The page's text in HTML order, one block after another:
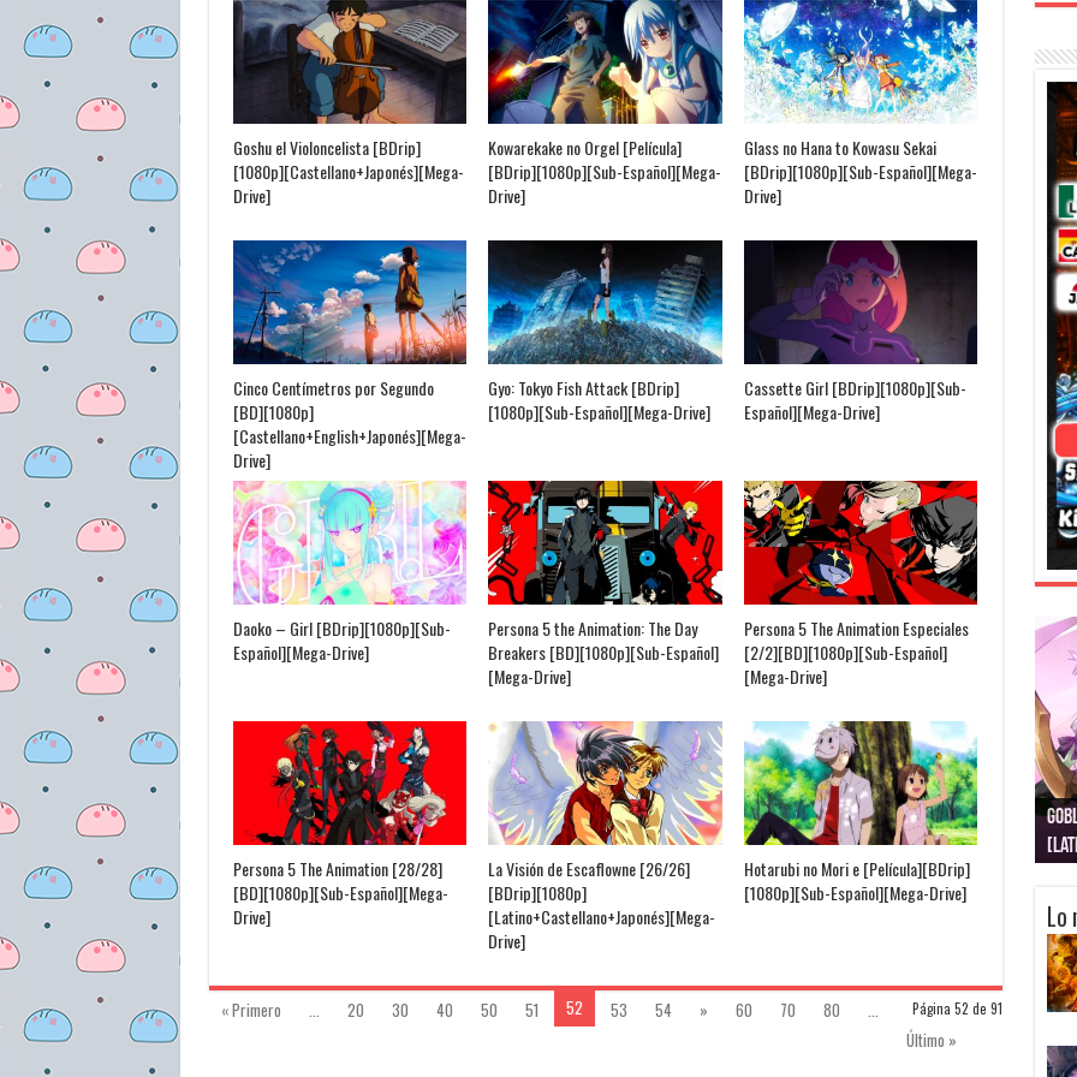
Goshu el Violoncelista [BDrip]
[1080p][Castellano+Japonés][Mega-
Drive]
Kowarekake no Orgel [Película]
[BDrip][1080p][Sub-Español][Mega-
Drive]
Glass no Hana to Kowasu Sekai
[BDrip][1080p][Sub-Español][Mega-
Drive]
Cinco Centímetros por Segundo
[BD][1080p]
[Castellano+English+Japonés][Mega-
Drive]
Gyo: Tokyo Fish Attack [BDrip]
[1080p][Sub-Español][Mega-Drive]
Cassette Girl [BDrip][1080p][Sub-
Español][Mega-Drive]
Daoko – Girl [BDrip][1080p][Sub-
Español][Mega-Drive]
Persona 5 the Animation: The Day
Breakers [BD][1080p][Sub-Español]
[Mega-Drive]
Persona 5 The Animation Especiales
[2/2][BD][1080p][Sub-Español]
[Mega-Drive]
Persona 5 The Animation [28/28]
[BD][1080p][Sub-Español][Mega-
Drive]
La Visión de Escaflowne [26/26]
[BDrip][1080p]
[Latino+Castellano+Japonés][Mega-
Drive]
Hotarubi no Mori e [Película][BDrip]
[1080p][Sub-Español][Mega-Drive]
Página 52 de 91
« Primero ... 20 30 40 50 51 52 53 54 » 60 70 80
...
Último »
Lo